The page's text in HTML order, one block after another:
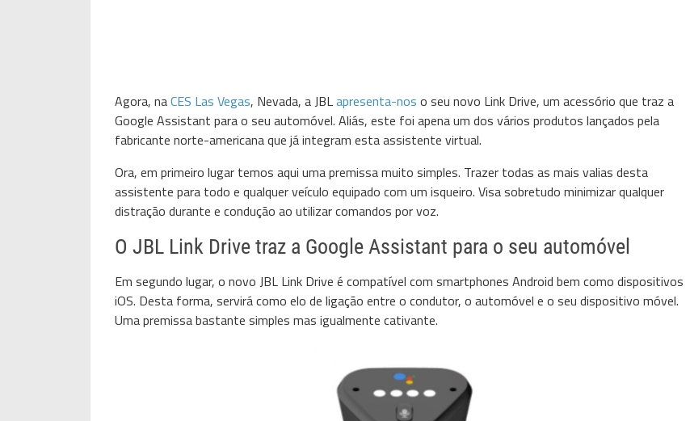
Agora, naCES Las Vegas, Nevada, a JBLapresenta-nos o seu novo Link Drive, um acessório que traz a
Google Assistant para o seu automóvel. Aliás, este foi apena um dos vários produtos lançados pela
fabricante norte-americana que já integram esta assistente virtual.
Ora, em primeiro lugar temos aqui uma premissa muito simples. Trazer todas as mais valias desta
assistente para todo e qualquer veículo equipado com um isqueiro. Visa sobretudo minimizar qualquer
distração durante e condução ao utilizar comandos por voz.
O JBL Link Drive traz a Google Assistant para o seu automóvel
Em segundo lugar, o novo JBL Link Drive é compatível com smartphones Android bem como dispositivos
iOS. Desta forma, servirá como elo de ligação entre o condutor, o automóvel e o seu dispositivo móvel.
Uma premissa bastante simples mas igualmente cativante.